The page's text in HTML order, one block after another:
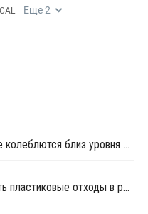
Еще2
Цены на пропилен в Азии и Европе колеблются близ уровня в USD1000
В Китае научились перерабатывать пластиковые отходы в реактивное топливо с эффективностью 82%